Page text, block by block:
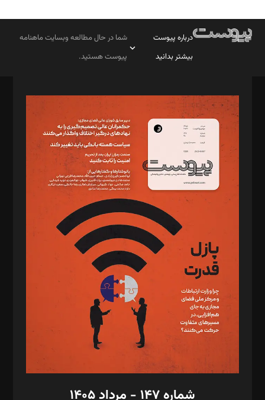
درباره پیوست
بیشتر بدانید
شما در حال مطالعه وبسایت ماهنامه
پیوست هستید.
مدیر مسئول: محمدباقر اثنی‌عشری
سردبیر: مهرک محمودی
دبیر تحریریه: میثم قاسمی
د‌بیر ناداستان: سمانه سمیع
د‌بیر خدمت و تجارت: ابوالفضل رجبی
د‌بیر حقوق فناوری: حسام‌الدین ایپکچی
د‌بیر پیوست جهان: مینا پاکدل
د‌بیر تحریریه آنلاین: بابک نقاش
تحریریه‌: مجتبی محمود‌ی، آرش برهمند، یسنا امان‌پور، سروش کرمیان،
مصطفی مسجدی آرانی، ابوالفضل رجبی، زهرا فکرانه، فائزه فتحی
رستمی،مصطفی باستان
ویرایش: نگار استاد‌‌آقا
طراح یونیفرم: مجید توکلی
فیلمبرداری و عکاسی: امیر شفیعی، مانی لطفی زاده
گرافیک و صفحه‌آرایی: سید‌سبحان‌علی ثابت
مد‌یر توسعه تجاری: کامبیز برید‌
امور مالی: شاپور رهبری، محمد‌ کاظمی‌نیا
شماره ۱۴۷ - مرداد ۱۴۰۵